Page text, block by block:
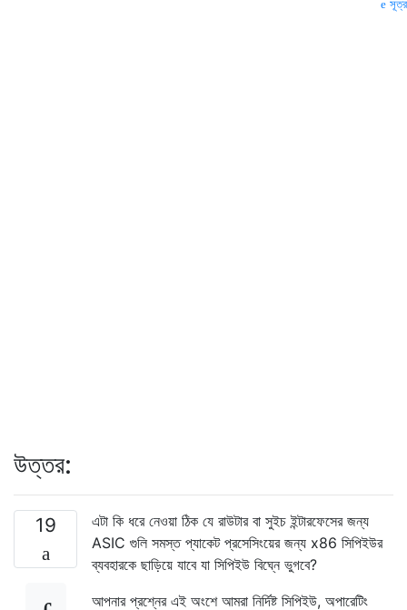
সূত্র
উত্তর:
19
এটা কি ধরে নেওয়া ঠিক যে রাউটার বা সুইচ ইন্টারফেসের জন্য
ASIC গুলি সমস্ত প্যাকেট প্রসেসিংয়ের জন্য x86 সিপিইউর
ব্যবহারকে ছাড়িয়ে যাবে যা সিপিইউ বিঘ্নে ভুগবে?
আপনার প্রশ্নের এই অংশে আমরা নির্দিষ্ট সিপিইউ, অপারেটিং